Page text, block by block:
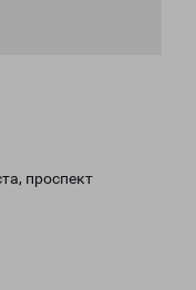
проспект